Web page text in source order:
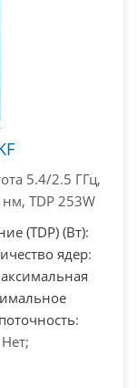
5.4/2.5 ГГц,
TDP 253W
(TDP) (Вт):
ядер:
: